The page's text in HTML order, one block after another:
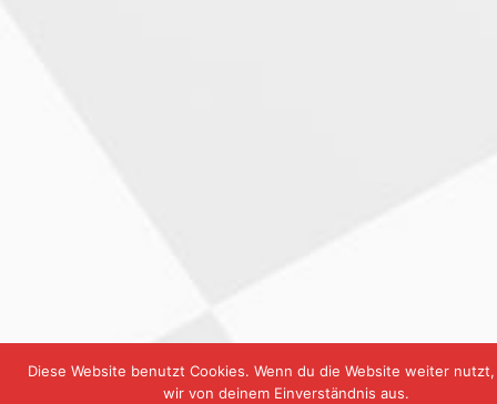
Diese Website benutzt Cookies. Wenn du die Website weiter
wir von deinem Einverständnis aus.